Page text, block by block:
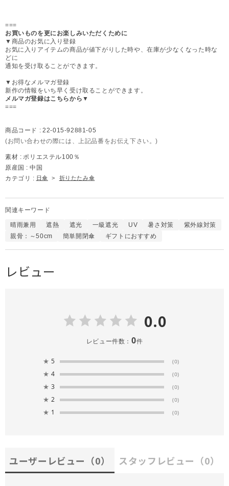
===
お買いものを更にお楽しみいただくために
▼商品のお気に入り登録
お気に入りアイテムの商品が値下がりした時や、在庫が少なくなった時な
どに
通知を受け取ることができます。
▼お得なメルマガ登録
新作の情報をいち早く受け取ることができます。
メルマガ登録はこちらから▼
===
商品コード : 22-015-92881-05
(お問い合わせの際には、上記品番をお伝え下さい。)
素材 : ポリエステル100％
原産国 : 中国
カテゴリ : 日傘 > 折りたたみ傘
関連キーワード
晴雨兼用 遮熱 遮光 一級遮光 UV 暑さ対策
紫外線対策
親骨：～50cm
簡単開閉傘 ギフトにおすすめ
レビュー
0.0
レビュー件数： 0件
★ 5 (0)
★ 4 (0)
★ 3 (0)
★ 2 (0)
★ 1 (0)
ユーザーレビュー （0） スタッフレビュー （0）